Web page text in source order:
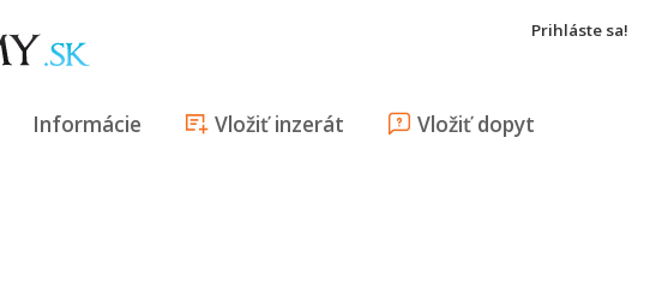
Prihláste sa!
Informácie Vložiť inzerát Vložiť dopyt